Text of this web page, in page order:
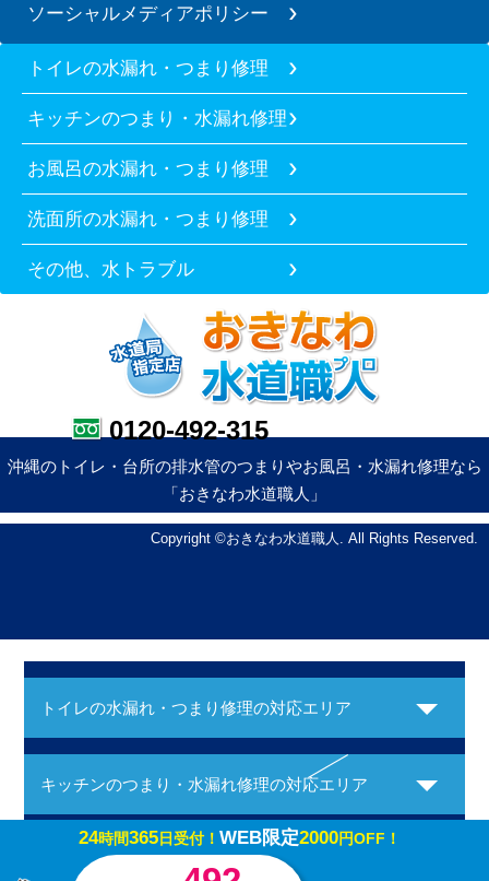
ソーシャルメディアポリシー
トイレの水漏れ・つまり修理
キッチンのつまり・水漏れ修理
お風呂の水漏れ・つまり修理
洗面所の水漏れ・つまり修理
その他、水トラブル
0120-492-315
沖縄のトイレ・台所の排水管のつまりやお風呂・水漏れ修理なら
「おきなわ水道職人」
Copyright ©おきなわ水道職人. All Rights Reserved.
トイレの水漏れ・つまり修理の対応エリア
キッチンのつまり・水漏れ修理の対応エリア
お風呂の水漏れ・つまり修理の対応エリア
24時間365日受付！ WEB限定2000円OFF！